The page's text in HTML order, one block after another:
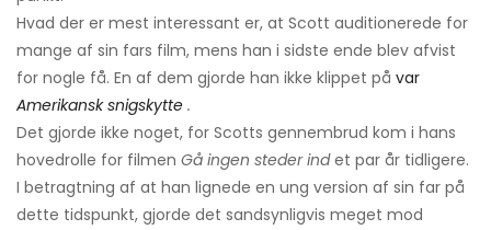
Hvad der er mest interessant er, at Scott auditionerede for
mange af sin fars film, mens han i sidste ende blev afvist
for nogle få. En af dem gjorde han ikke klippet på var
Amerikansk snigskytte .
Det gjorde ikke noget, for Scotts gennembrud kom i hans
hovedrolle for filmen Gå ingen steder indet par år tidligere.
I betragtning af at han lignede en ung version af sin far på
dette tidspunkt, gjorde det sandsynligvis meget mod